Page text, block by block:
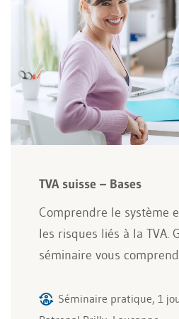
TVA suisse – Bases
Comprendre le système
les risques liés à la TVA.
séminaire vous
Séminaire pratique, 1